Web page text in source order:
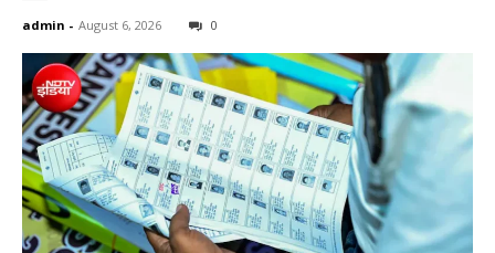
admin - August 6, 2026 0